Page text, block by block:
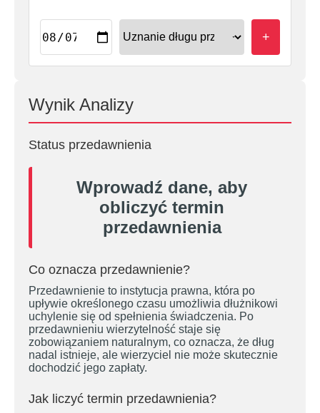
+
Wynik Analizy
Status przedawnienia
Wprowadź dane, aby
obliczyć termin
przedawnienia
Co oznacza przedawnienie?
Przedawnienie to instytucja prawna, która po
upływie określonego czasu umożliwia dłużnikowi
uchylenie się od spełnienia świadczenia. Po
przedawnieniu wierzytelność staje się
zobowiązaniem naturalnym, co oznacza, że dług
nadal istnieje, ale wierzyciel nie może skutecznie
dochodzić jego zapłaty.
Jak liczyć termin przedawnienia?